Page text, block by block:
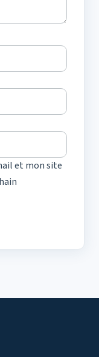
et mon site